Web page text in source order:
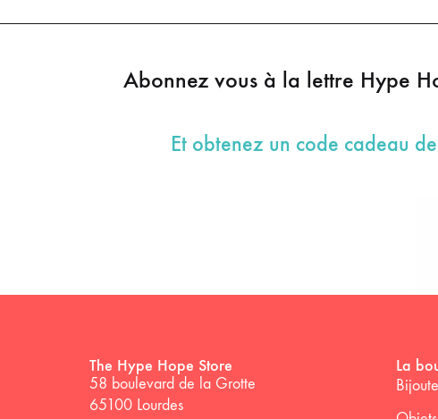
Abonnez vous à la lettre Hype
Et obtenez un code cadeau
The Hype Hope Store
58 boulevard de la Grotte
65100 Lourdes
La